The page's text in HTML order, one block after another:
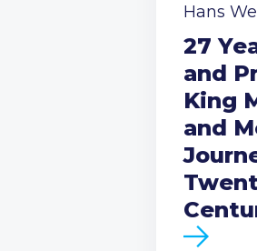
Hans
27
and
King
and